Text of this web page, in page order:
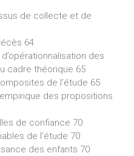
de collecte et de
64
des
cadre théorique 65
de l’étude 65
des propositions
de confiance 70
de l’étude 70
des enfants 70